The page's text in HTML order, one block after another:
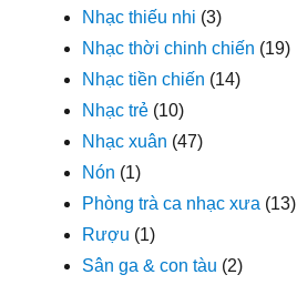
Nhạc thiếu nhi (3)
Nhạc thời chinh chiến (19)
Nhạc tiền chiến (14)
Nhạc trẻ (10)
Nhạc xuân (47)
Nón (1)
Phòng trà ca nhạc xưa (13)
Rượu (1)
Sân ga & con tàu (2)